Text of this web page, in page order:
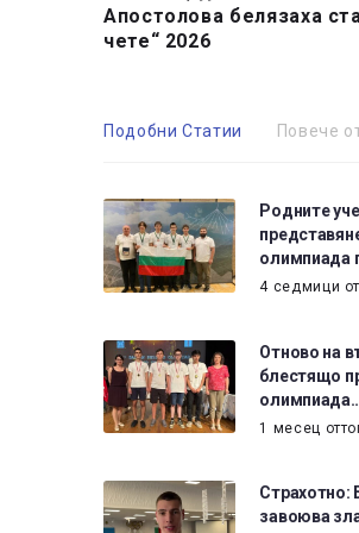
Апостолова белязаха
чете“ 2026
Подобни Статии Повече
Родните
олимпиада
4 седмици
Отново на
блестящо
1 месец
завоюва